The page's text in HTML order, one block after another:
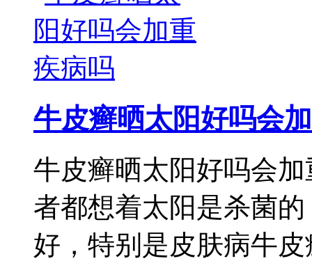
牛皮癣晒太阳好吗会加
牛皮癣晒太阳好吗会
者都想着太阳是杀菌
好，特别是皮肤病牛